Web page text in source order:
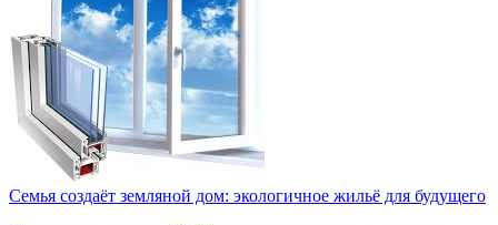
Семья создаёт земляной дом: экологичное жильё для будущего